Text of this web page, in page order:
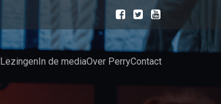
LezingenIn de mediaOver PerryContact